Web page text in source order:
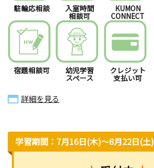
駐輪応相談 入室時間
相談可
KUMON
CONNECT
宿題相談可 幼児学習
スペース
クレジット
支払い可
詳細を見る
学習期間：7月16日(木)〜8月22日(土)